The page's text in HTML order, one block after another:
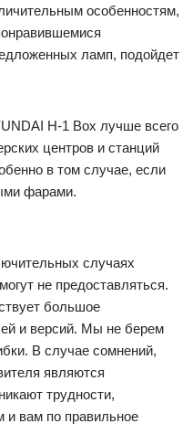
особенностям,
ламп, подойдет
H-1 Box лучше всего
центров и станций
в том случае, если
фарами.
случаях
не предоставляться.
большое
и версий. Мы не берем
В случае сомнений,
являются
трудности,
и вам по правильное